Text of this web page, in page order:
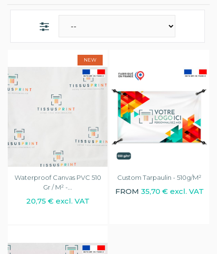
NEW
Waterproof Canvas PVC 510
Gr / M² -...
20,75 € excl. VAT
Custom Tarpaulin - 510g/m²
FROM 35,70 € excl. VAT